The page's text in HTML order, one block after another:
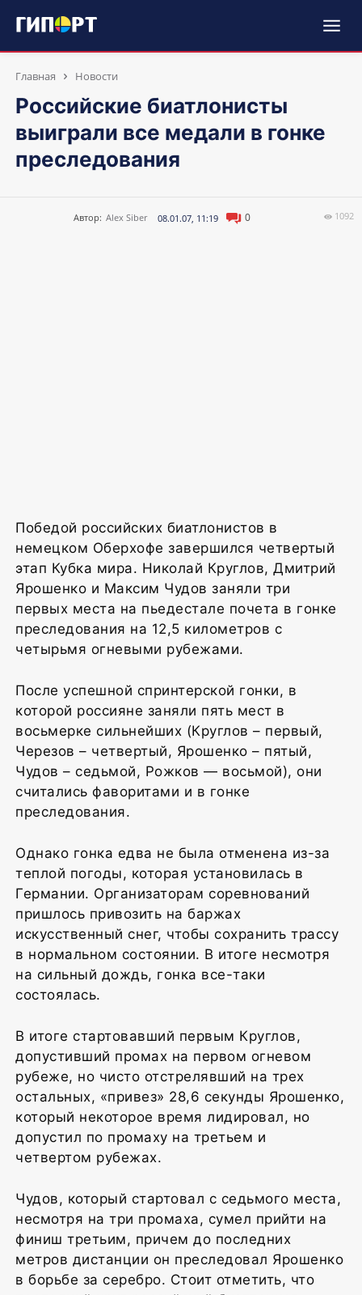
Главная Новости
Российские биатлонисты
выиграли все медали в гонке
преследования
Автор: Alex Siber 08.01.07, 11:19 0 1092
Победой российских биатлонистов в
немецком Оберхофе завершился четвертый
этап Кубка мира. Николай Круглов, Дмитрий
Ярошенко и Максим Чудов заняли три
первых места на пьедестале почета в гонке
преследования на 12,5 километров с
четырьмя огневыми рубежами.
После успешной спринтерской гонки, в
которой россияне заняли пять мест в
восьмерке сильнейших (Круглов – первый,
Черезов – четвертый, Ярошенко – пятый,
Чудов – седьмой, Рожков — восьмой), они
считались фаворитами и в гонке
преследования.
Однако гонка едва не была отменена из-за
теплой погоды, которая установилась в
Германии. Организаторам соревнований
пришлось привозить на баржах
искусственный снег, чтобы сохранить трассу
в нормальном состоянии. В итоге несмотря
на сильный дождь, гонка все-таки
состоялась.
В итоге стартовавший первым Круглов,
допустивший промах на первом огневом
рубеже, но чисто отстрелявший на трех
остальных, «привез» 28,6 секунды Ярошенко,
который некоторое время лидировал, но
допустил по промаху на третьем и
четвертом рубежах.
Чудов, который стартовал с седьмого места,
несмотря на три промаха, сумел прийти на
финиш третьим, причем до последних
метров дистанции он преследовал Ярошенко
в борьбе за серебро. Стоит отметить, что